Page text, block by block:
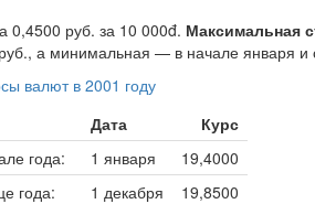
0,4500 руб. за 10 000đ. Максимальная
а минимальная — в начале января и
валют в 2001 году
Дата
Курс
года:
1 января
19,4000
года:
1 декабря
19,8500